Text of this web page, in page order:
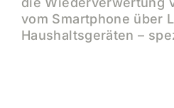
vom Smartphone über
Haushaltsgeräten –